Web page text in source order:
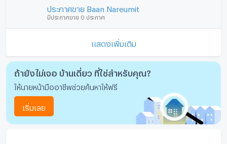
ประกาศขาย Baan Nareumit
มีประกาศขาย 0 ประกาศ
แสดงเพิ่มเติม
ถ้ายังไม่เจอ บ้านเดี่ยว ที่ใช่สำหรับคุณ?
ให้นายหน้ามืออาชีพช่วยค้นหาให้ฟรี
เริ่มเลย